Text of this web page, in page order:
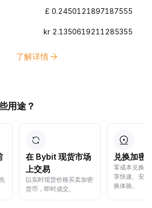
£ 0.2450121897187555
kr 2.1350619211285355
了解详情
用途？
在 Bybit 现货市场
上交易
以实时现货价格买卖加密
货币，即时成交。
兑换加密
零成本兑换
享快速、安
换体验。